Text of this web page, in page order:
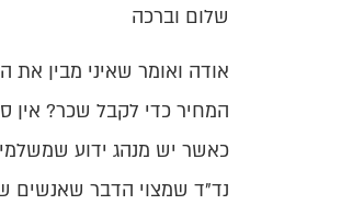
שלום וברכה
אודה ואומר שאיני מבין
המחיר כדי לקבל שכר? אין
כאשר יש מנהג ידוע
נד"ד שמצוי הדבר שאנשים